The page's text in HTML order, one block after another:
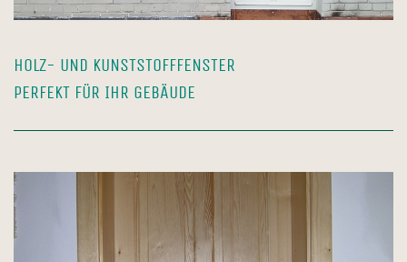
HOLZ- UND KUNSTSTOFFFENSTER
PERFEKT FÜR IHR GEBÄUDE